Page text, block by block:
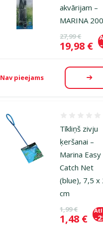
akvārijam –
MARINA
Oriģinālā
27,99 €
Cena
19,98 €
Nav pieejams
Tīkliņš zivju
ķeršanai –
Marina Easy
Catch Net
(blue), 7,5 x
cm
Oriģinālā
1,99 €
Cena
1,48 € -